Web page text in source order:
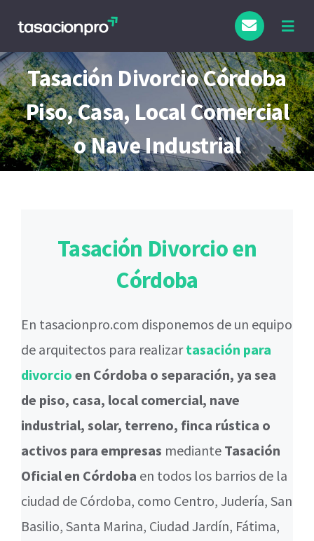
contenido
Tipo de Inmueble
Finalidad
Blog
Tasación Divorcio Córdoba
Piso, Casa, Local Comercial
o Nave Industrial
Tasación Divorcio en
Córdoba
En tasacionpro.com disponemos de un equipo
de arquitectos para realizartasación para
divorcio en Córdoba o separación, ya sea
de piso, casa, local comercial, nave
industrial, solar, terreno, finca rústica o
activos para empresas mediante Tasación
Oficial en Córdoba en todos los barrios de la
ciudad de Córdoba, como Centro, Judería, San
Basilio, Santa Marina, Ciudad Jardín, Fátima,